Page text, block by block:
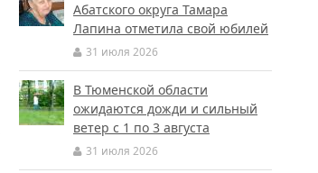
Абатского округа Тамара
Лапина отметила свой юбилей
31 июля 2026
В Тюменской области
ожидаются дожди и сильный
ветер с 1 по 3 августа
31 июля 2026